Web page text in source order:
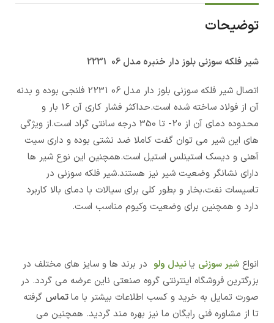
توضیحات
شیر فلکه سوزنی بلوز دار خنبره مدل 06 2231
اتصال شیر فلکه سوزنی بلوز دار مدل 06 2231 فلنجی بوده و بدنه
آن از فولاد ساخته شده است.حداکثر فشار کاری آن 16 بار و
محدوده دمای آن از 20- تا 350 درجه سانتی گراد است.از ویژگی
های این شیر می توان گفت کاملا ضد نشتی بوده و داری سیت
آهنی و دیسک استینلس استیل است.همچنین این نوع شیر ها
دارای نشانگر وضعیت شیر نیز هستند.شیر فلکه سوزنی در
تاسیسات نفت،بخار و بطور کلی برای سیالات با دمای بالا کاربرد
دارد و همچنین برای وضعیت وکیوم مناسب است.
انواع شیر سوزنی یانیدل ولو در برند ها و سایز های مختلف در
بزرگترین فروشگاه اینترنتی گروه صنعتی ناین عرضه می گردد. در
صورت تمایل به خرید و کسب اطلاعات بیشتر با ماتماس گرفته
تا از مشاوره فنی رایگان ما نیز بهره مند گردید. همچنین می